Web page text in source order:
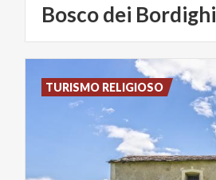
Boscodei Bordighi
TURISMO RELIGIOSO